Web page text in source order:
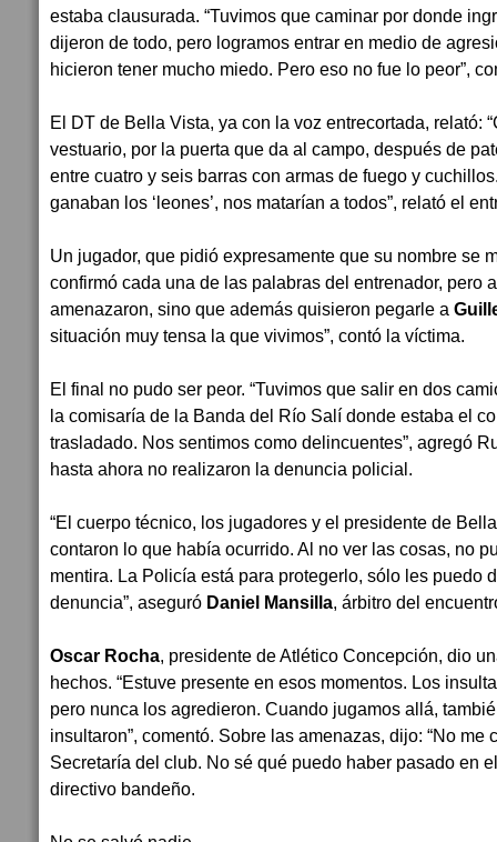
estaba clausurada. “Tuvimos que caminar por donde
dijeron de todo, pero logramos entrar en medio de
hicieron tener mucho miedo. Pero eso no fue lo peor”,
El DT de Bella Vista, ya con la voz entrecortada, relató:
vestuario, por la puerta que da al campo, después de
entre cuatro y seis barras con armas de fuego y
ganaban los ‘leones’, nos matarían a todos”, relató el
Un jugador, que pidió expresamente que su nombre se
confirmó cada una de las palabras del entrenador, pero
amenazaron, sino que además quisieron pegarle a
situación muy tensa la que vivimos”, contó la víctima.
El final no pudo ser peor. “Tuvimos que salir en dos
la comisaría de la Banda del Río Salí donde estaba el
trasladado. Nos sentimos como delincuentes”, agregó
hasta ahora no realizaron la denuncia policial.
“El cuerpo técnico, los jugadores y el presidente de
contaron lo que había ocurrido. Al no ver las cosas, no
mentira. La Policía está para protegerlo, sólo les puedo
denuncia”, aseguró Daniel Mansilla, árbitro del
Oscar Rocha, presidente de Atlético Concepción, dio
hechos. “Estuve presente en esos momentos. Los
pero nunca los agredieron. Cuando jugamos allá,
insultaron”, comentó. Sobre las amenazas, dijo: “No me
Secretaría del club. No sé qué puedo haber pasado en
directivo bandeño.